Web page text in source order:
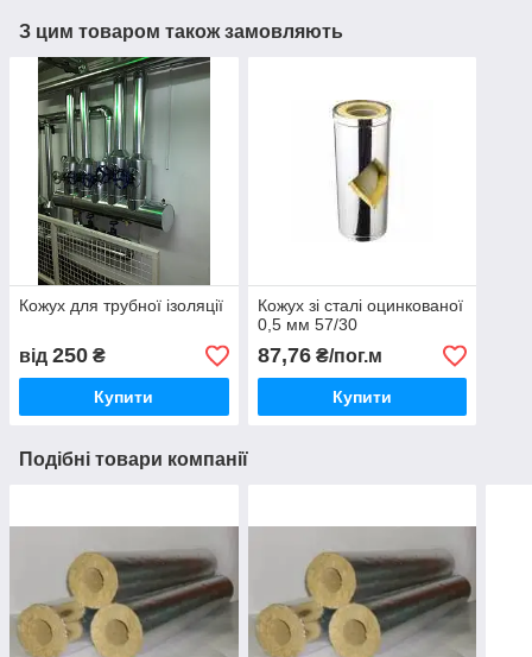
З цим товаром також замовляють
Кожух для трубної ізоляції
від 250 ₴
Купити
Кожух зі сталі оцинкованої
0,5 мм 57/30
87,76₴/пог.м
Купити
Подібні товари компанії